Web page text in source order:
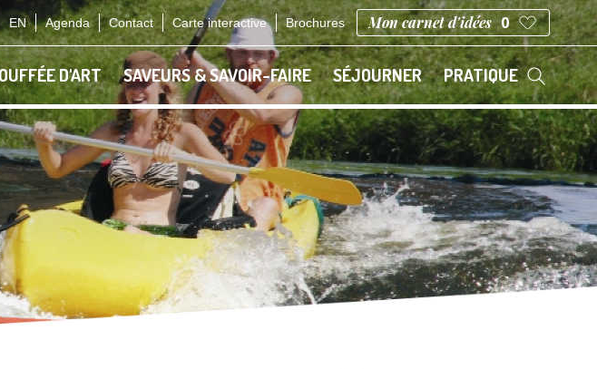
EN Agenda Contact Carte interactive Brochures Mon carnet d'idées 0
D'ART SAVEURS & SAVOIR-FAIRE SÉJOURNER PRATIQUE